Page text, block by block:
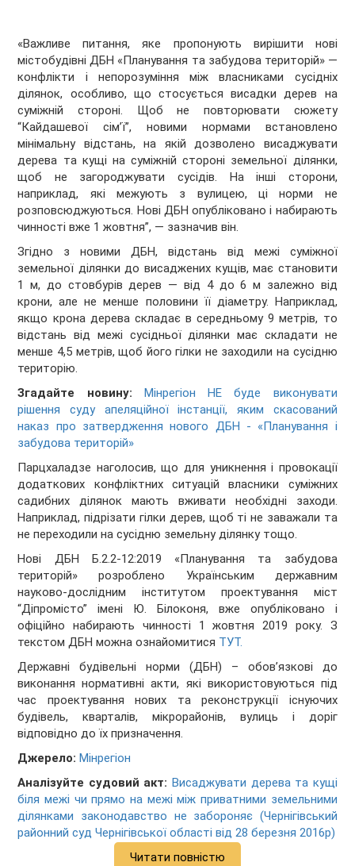
«Важливе питання, яке пропонують вирішити нові
містобудівні ДБН «Планування та забудова територій» —
конфлікти і непорозуміння між власниками сусідніх
ділянок, особливо, що стосується висадки дерев на
суміжній стороні. Щоб не повторювати сюжету
“Кайдашевої сім’ї”, новими нормами встановлено
мінімальну відстань, на якій дозволено висаджувати
дерева та кущі на суміжній стороні земельної ділянки,
щоб не загороджувати сусідів. На інші сторони,
наприклад, які межують з вулицею, ці норми не
розповсюджуються. Нові ДБН опубліковано і набирають
чинності вже 1 жовтня”, — зазначив він.
Згідно з новими ДБН, відстань від межі суміжної
земельної ділянки до висаджених кущів, має становити
1 м, до стовбурів дерев — від 4 до 6 м залежно від
крони, але не менше половини її діаметру. Наприклад,
якщо крона дерева складає в середньому 9 метрів, то
відстань від межі сусідньої ділянки має складати не
менше 4,5 метрів, щоб його гілки не заходили на сусідню
територію.
Згадайте новину:
Мінрегіон НЕ буде виконувати
рішення суду апеляційної інстанції, яким скасований
наказ про затвердження нового ДБН - «Планування і
забудова територій»
Парцхаладзе наголосив, що для уникнення і провокації
додаткових конфліктних ситуацій власники суміжних
садибних ділянок мають вживати необхідні заходи.
Наприклад, підрізати гілки дерев, щоб ті не заважали та
не переходили на сусідню земельну ділянку тощо.
Нові ДБН Б.2.2-12:2019 «Планування та забудова
територій» розроблено Українським державним
науково-дослідним інститутом проектування міст
“Діпромісто” імені Ю. Білоконя, вже опубліковано і
офіційно набирають чинності 1 жовтня 2019 року. З
текстом ДБН можна ознайомитися ТУТ.
Державні будівельні норми (ДБН) – обов’язкові до
виконання нормативні акти, які використовуються під
час проектування нових та реконструкції існуючих
будівель, кварталів, мікрорайонів, вулиць і доріг
відповідно до їх призначення.
Джерело: Мінрегіон
Аналізуйте судовий акт: Висаджувати дерева та кущі
біля межі чи прямо на межі між приватними земельними
ділянками законодавство не забороняє (Чернігівський
районний суд Чернігівської області від 28 березня 2016р)
Читати повністю